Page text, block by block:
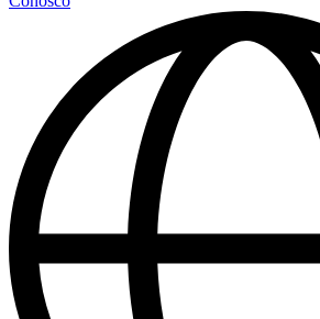
Quando o veículo é reprovado o cliente tem
sanar o problema e retornar no posto ECV
credenciada de vistoria).
No caso de problemas com a procedência e
o proprietário deverá regularizar junto a
e posteriormente voltar na empresa
vistoria.
A transferência somente é realizada se o
Caso a vistoria seja
novamente o valor da vistoria?
Não, se retornar em até 30 dias corridos.